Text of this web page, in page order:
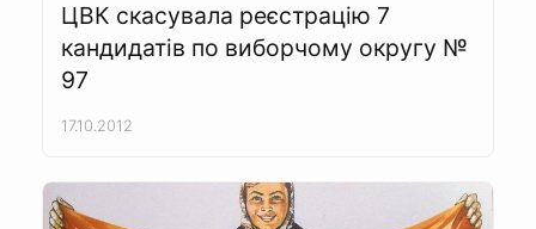
ЦВК скасувала реєстрацію 7
кандидатів по виборчому округу №
97
17.10.2012